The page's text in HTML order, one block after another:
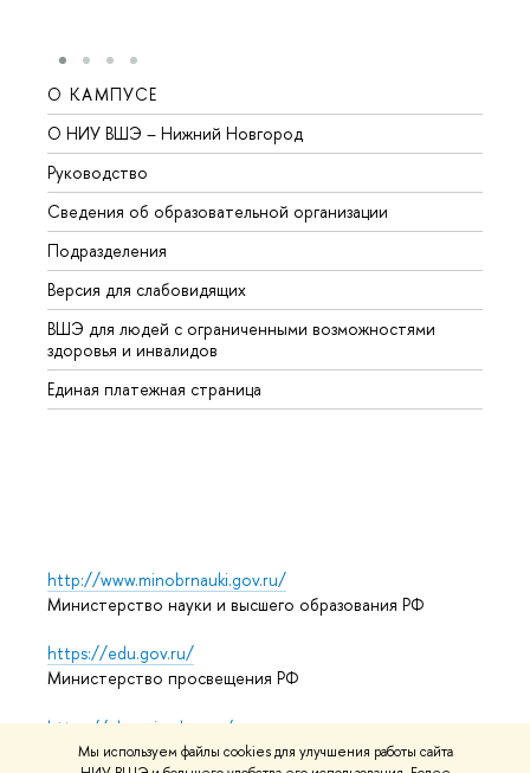
Мы используем файлы cookies для улучшения работы сайта
О КАМПУСЕ
О НИУ ВШЭ – Нижний Новгород
Руководство
Сведения об образовательной организации
Подразделения
Версия для слабовидящих
ВШЭ для людей с ограниченными возможностями
здоровья и инвалидов
Единая платежная страница
http://www.minobrnauki.gov.ru/
Министерство науки и высшего образования РФ
https://edu.gov.ru/
Министерство просвещения РФ
https://elearning.hse.ru/mooc
Массовые открытые онлайн-курсы